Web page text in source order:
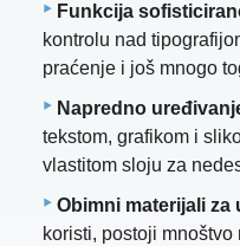
Funkcija
kontrolu nad
praćenje i još mnogo
Napredno
tekstom, grafikom i
vlastitom sloju za
Obimni materijali za
koristi, postoji